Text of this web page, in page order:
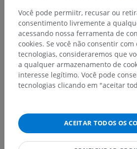
Você pode permiitr, recusar ou
consentimento livremente a
acessando nossa ferramenta de
cookies. Se você não consentir com
tecnologias, consideraremos que
a qualquer armazenamento de
interesse legítimo. Você pode
tecnologias clicando em "aceitar
ACEITAR TODOS OS